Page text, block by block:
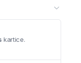
kartice.